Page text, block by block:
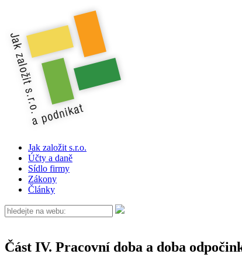
Jak založit s.r.o.
Účty a daně
Sídlo firmy
Zákony
Články
Část IV. Pracovní doba a doba